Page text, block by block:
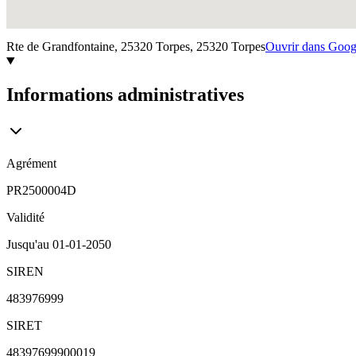
Rte de Grandfontaine, 25320 Torpes, 25320 TorpesOuvrir dans
Informations administratives
Agrément
PR2500004D
Validité
Jusqu'au 01-01-2050
SIREN
483976999
SIRET
48397699900019